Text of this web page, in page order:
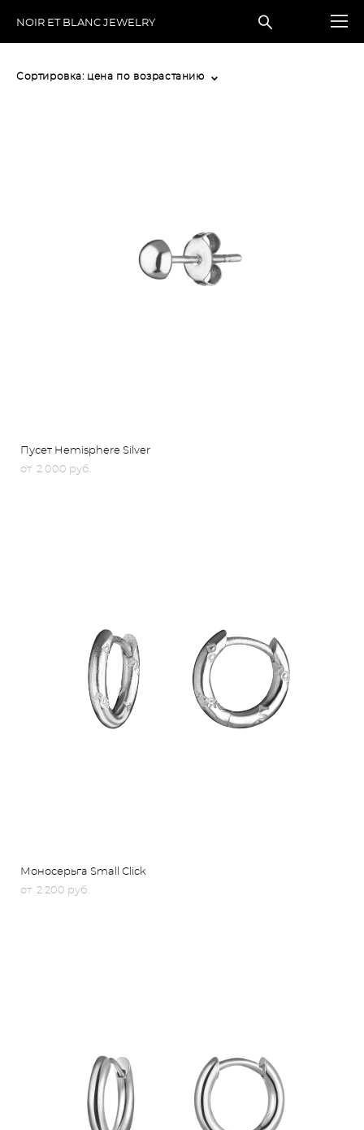
NOIR ET BLANC JEWELRY
Сортировка: цена по возрастанию
Пусет Hemisphere Silver
от 2 000 pуб.
Моносерьга Small Click
от 2 200 pуб.